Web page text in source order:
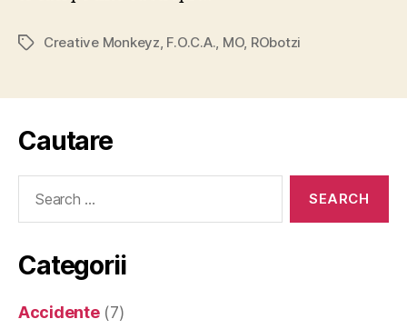
TagsCreative Monkeyz, F.O.C.A., MO, RObotzi
Cautare
Categorii
Accidente(7)